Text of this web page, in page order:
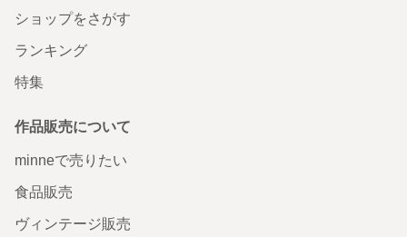
ショップをさがす
ランキング
特集
作品販売について
minneで売りたい
食品販売
ヴィンテージ販売